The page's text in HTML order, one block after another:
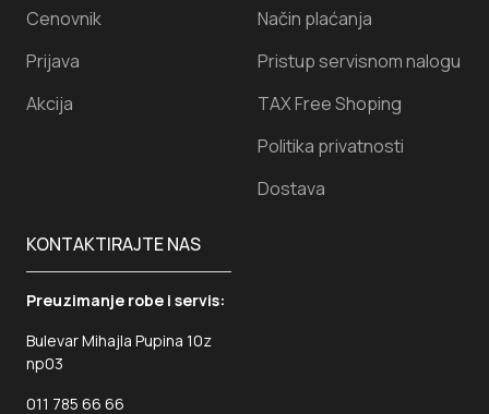
Način plaćanja
Pristup servisnom nalogu
TAX Free Shoping
Politika privatnosti
Dostava
KONTAKTIRAJTE NAS
Preuzimanje robe i servis:
Bulevar Mihajla Pupina 10z
np03
011 785 66 66
Cenovnik
Prijava
Akcija